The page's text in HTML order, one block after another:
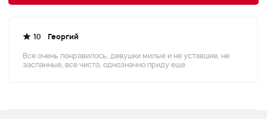
10
Георгий
Все очень понравилось, девушки милые и не уставшие, не
заспанные, все чисто, однозначно приду еще